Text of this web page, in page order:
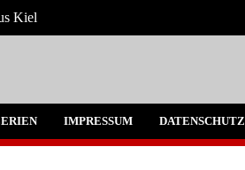
Kiel
IMPRESSUM DATENSCHUTZ